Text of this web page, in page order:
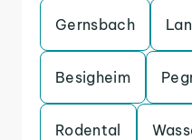
Gernsbach
Besigheim
Rodental